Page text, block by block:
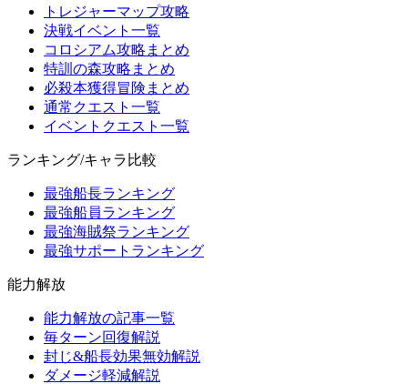
トレジャーマップ攻略
決戦イベント一覧
コロシアム攻略まとめ
特訓の森攻略まとめ
必殺本獲得冒険まとめ
通常クエスト一覧
イベントクエスト一覧
ランキング/キャラ比較
最強船長ランキング
最強船員ランキング
最強海賊祭ランキング
最強サポートランキング
能力解放
能力解放の記事一覧
毎ターン回復解説
封じ&船長効果無効解説
ダメージ軽減解説